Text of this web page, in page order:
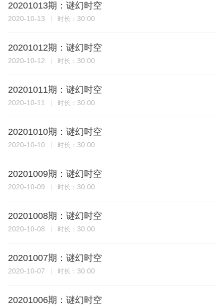
20201013期：谜幻时空
2020-10-13 时长： 30:00
20201012期：谜幻时空
2020-10-12 时长： 30:00
20201011期：谜幻时空
2020-10-11 时长： 30:00
20201010期：谜幻时空
2020-10-10 时长： 30:00
20201009期：谜幻时空
2020-10-09 时长： 30:00
20201008期：谜幻时空
2020-10-08 时长： 30:00
20201007期：谜幻时空
2020-10-07 时长： 30:00
20201006期：谜幻时空